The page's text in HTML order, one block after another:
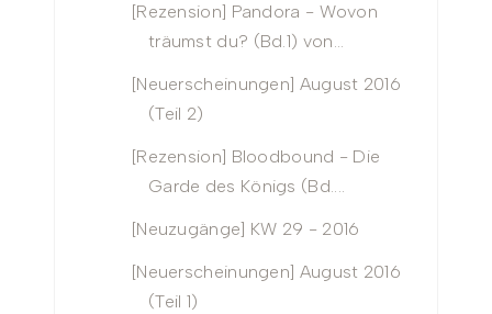
[Rezension] Pandora - Wovon
träumst du? (Bd.1) von...
[Neuerscheinungen] August 2016
(Teil 2)
[Rezension] Bloodbound - Die
Garde des Königs (Bd....
[Neuzugänge] KW 29 - 2016
[Neuerscheinungen] August 2016
(Teil 1)